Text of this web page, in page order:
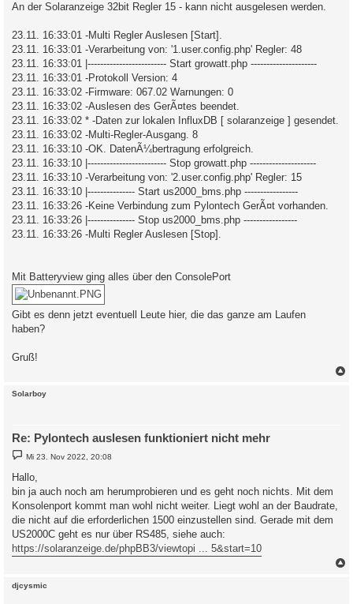
An der Solaranzeige 32bit Regler 15 - kann nicht ausgelesen werden.
23.11. 16:33:01 -Multi Regler Auslesen [Start].
23.11. 16:33:01 -Verarbeitung von: '1.user.config.php' Regler: 48
23.11. 16:33:01 |------------------------- Start growatt.php ---------------------
23.11. 16:33:01 -Protokoll Version: 4
23.11. 16:33:02 -Firmware: 067.02 Warnungen: 0
23.11. 16:33:02 -Auslesen des GerÃ¤tes beendet.
23.11. 16:33:02 * -Daten zur lokalen InfluxDB [ solaranzeige ] gesendet.
23.11. 16:33:02 -Multi-Regler-Ausgang. 8
23.11. 16:33:10 -OK. DatenÃ¼bertragung erfolgreich.
23.11. 16:33:10 |------------------------- Stop growatt.php ---------------------
23.11. 16:33:10 -Verarbeitung von: '2.user.config.php' Regler: 15
23.11. 16:33:10 |--------------- Start us2000_bms.php -----------------
23.11. 16:33:26 -Keine Verbindung zum Pylontech GerÃ¤t vorhanden.
23.11. 16:33:26 |--------------- Stop us2000_bms.php -----------------
23.11. 16:33:26 -Multi Regler Auslesen [Stop].
Mit Batteryview ging alles über den ConsolePort
Gibt es denn jetzt eventuell Leute hier, die das ganze am Laufen
haben?
Gruß!
Solarboy
Re: Pylontech auslesen funktioniert nicht mehr
B
e
i
t
r
a
g
Mi 23. Nov 2022, 20:08
Hallo,
bin ja auch noch am herumprobieren und es geht noch nichts. Mit dem
Konsolenport kommt man wohl nicht weiter. Liegt wohl an der Baudrate,
die nicht auf die erforderlichen 1500 einzustellen sind. Gerade mit dem
US2000C geht es nur über RS485, siehe auch:
https://solaranzeige.de/phpBB3/viewtopi ... 5&start=10
djcysmic